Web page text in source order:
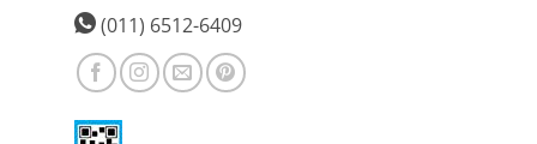
(011) 6512-6409